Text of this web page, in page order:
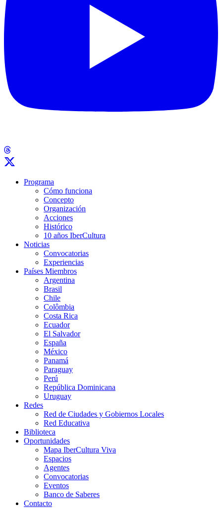
Programa
Cómo funciona
Concepto
Organización
Acciones
Histórico
10 años IberCultura
Noticias
Convocatorias
Experiencias
Países Miembros
Argentina
Brasil
Chile
Colômbia
Costa Rica
Ecuador
El Salvador
España
México
Panamá
Paraguay
Perú
República Dominicana
Uruguay
Redes
Red de Ciudades y Gobiernos Locales
Red Educativa
Biblioteca
Oportunidades
Mapa IberCultura Viva
Espacios
Agentes
Convocatorias
Eventos
Banco de Saberes
Contacto